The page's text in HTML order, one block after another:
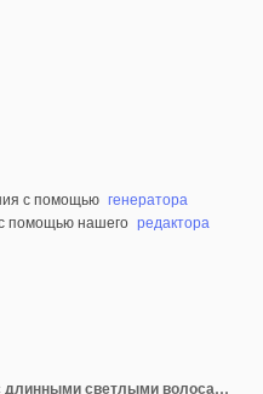
с помощью генератора
помощью нашего редактора
Слабая молодая женщина с длинными светлыми волосами в легкой спортивной одежде с лонгбордом в открытом скейтпарке